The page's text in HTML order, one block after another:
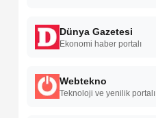
Dünya Gazetesi
Ekonomi haber portalı
Webtekno
Teknoloji ve yenilik portalı